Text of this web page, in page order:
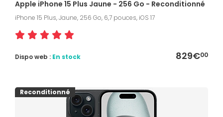
Apple iPhone 15 Plus Jaune - 256 Go - Reconditionné
iPhone 15 Plus, Jaune, 256 Go, 6,7 pouces, iOS 17
829€00
Dispo web : En stock
Reconditionné